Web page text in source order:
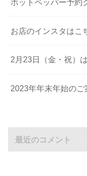
お店のインスタはこ
2月23日（金・祝）
2023年年末年始のご
最近のコメント